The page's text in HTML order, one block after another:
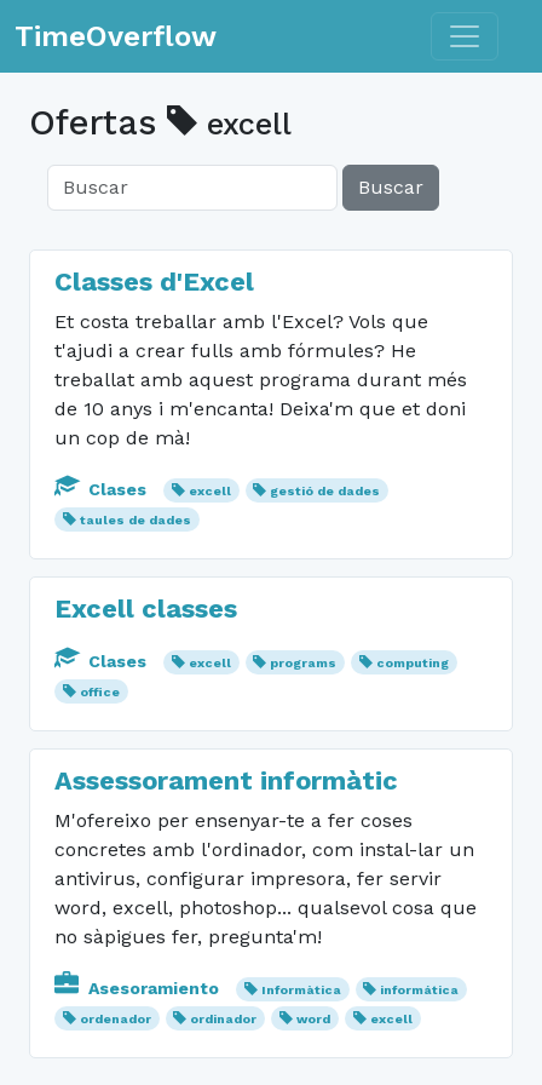
TimeOverflow Toggle
Ofertas excell
Buscar
Classes d'Excel
Et costa treballar amb l'Excel? Vols que
t'ajudi a crear fulls amb fórmules? He
treballat amb aquest programa durant més
de 10 anys i m'encanta! Deixa'm que et doni
un cop de mà!
Clases excell
gestió de dades
taules de dades
Excell classes
Clases excell programs
computing
office
Assessorament informàtic
M'ofereixo per ensenyar-te a fer coses
concretes amb l'ordinador, com instal-lar un
antivirus, configurar impresora, fer servir
word, excell, photoshop... qualsevol cosa que
no sàpigues fer, pregunta'm!
Asesoramiento Informàtica
informática
ordenador
ordinador word excell